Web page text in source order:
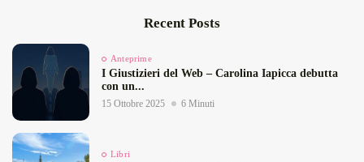
Recent Posts
Anteprime
I Giustizieri del Web – Carolina Iapicca debutta
con un...
15 Ottobre 2025 6 Minuti
Libri